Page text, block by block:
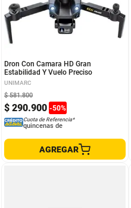
Dron Con Camara HD Gran
Estabilidad Y Vuelo Preciso
UNIMARC
$ 290.900 -50%
$ 581.800
Cuota de Referencia*
quincenas de
AGREGAR